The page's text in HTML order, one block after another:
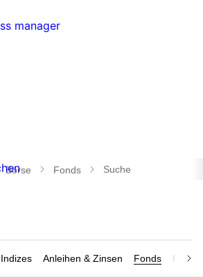
manager
Börse Fonds Suche
Anleihen & Zinsen Fonds